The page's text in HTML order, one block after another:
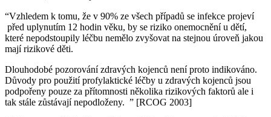
“Vzhledem k tomu, že v 90% ze všech případů se infekce projeví
před uplynutím 12 hodin věku, by se riziko onemocnění u dětí,
které nepodstoupily léčbu nemělo zvyšovat na stejnou úroveň jakou
mají rizikové děti.
Dlouhodobé pozorování zdravých kojenců není proto indikováno.
Důvody pro použití profylaktické léčby u zdravých kojenců jsou
podpořeny pouze za přítomnosti několika rizikových faktorů ale i
tak stále zůstávají nepodloženy. ” [RCOG 2003]